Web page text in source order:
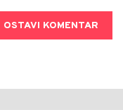
OSTAVI KOMENTAR